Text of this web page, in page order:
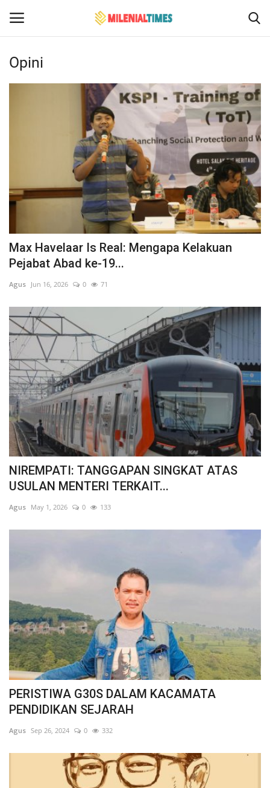
Sosial Budaya Pariwisata
Hukum
Events
Contact
Politik
Maritim
Pertanian
Perkebunan & Perikanan
Opini
Ekonomi & Keuangan
Pendidikan & Pelatihan
Opini
Max Havelaar Is Real: Mengapa Kelakuan
Pejabat Abad ke-19...
Agus Jun 16, 2026 0 71
NIREMPATI: TANGGAPAN SINGKAT ATAS
USULAN MENTERI TERKAIT...
Agus May 1, 2026 0 133
PERISTIWA G30S DALAM KACAMATA
PENDIDIKAN SEJARAH
Agus Sep 26, 2024 0 332